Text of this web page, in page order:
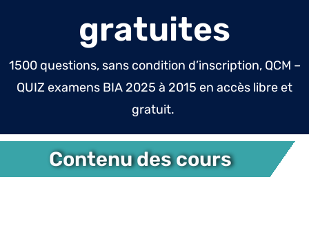
gratuites
1500 questions, sans condition d’inscription, QCM –
QUIZ examens BIA 2025 à 2015 en accès libre et
gratuit.
Contenu des cours